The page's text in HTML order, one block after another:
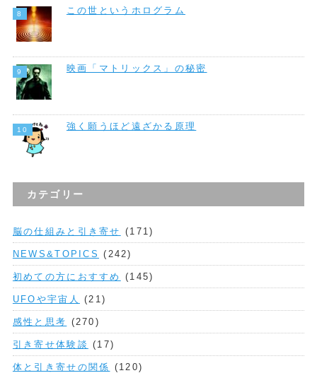
この世というホログラム
映画「マトリックス」の秘密
強く願うほど遠ざかる原理
カテゴリー
脳の仕組みと引き寄せ (171)
NEWS&TOPICS (242)
初めての方におすすめ (145)
UFOや宇宙人 (21)
感性と思考 (270)
引き寄せ体験談 (17)
体と引き寄せの関係 (120)